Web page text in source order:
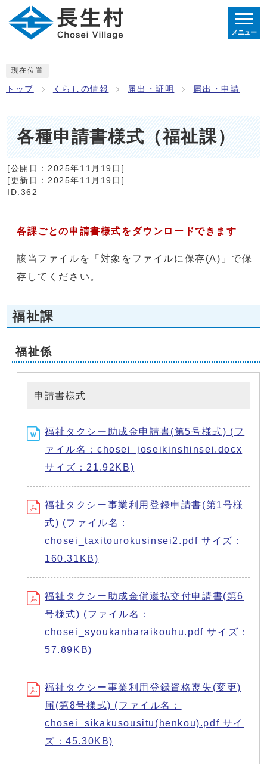
メニュー
現在位置
トップ くらしの情報 届出・証明 届出・申請
各種申請書様式（福祉課）
[公開日： 2025年11月19日 ]
[更新日： 2025年11月19日 ]
ID:362
各課ごとの申請書様式をダウンロードできます
該当ファイルを「対象をファイルに保存(A)」で保
存してください。
福祉課
福祉係
申請書様式
福祉タクシー助成金申請書(第5号様式) (フ
ァイル名：chosei_joseikinshinsei.docx
サイズ：21.92KB)
福祉タクシー事業利用登録申請書(第1号様
式) (ファイル名：
chosei_taxitourokusinsei2.pdf サイズ：
160.31KB)
福祉タクシー助成金償還払交付申請書(第6
号様式) (ファイル名：
chosei_syoukanbaraikouhu.pdf サイズ：
57.89KB)
福祉タクシー事業利用登録資格喪失(変更)
届(第8号様式) (ファイル名：
chosei_sikakusousitu(henkou).pdf サイ
ズ：45.30KB)